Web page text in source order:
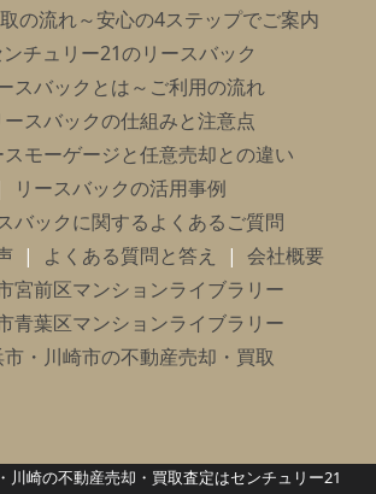
の流れ～安心の4ステップでご案内
チュリー21のリースバック
スバックとは～ご利用の流れ
ースバックの仕組みと注意点
スモーゲージと任意売却との違い
リースバックの活用事例
バックに関するよくあるご質問
よくある質問と答え
会社概要
宮前区マンションライブラリー
青葉区マンションライブラリー
・川崎市の不動産売却・買取
崎の不動産売却・買取査定はセンチュリー21